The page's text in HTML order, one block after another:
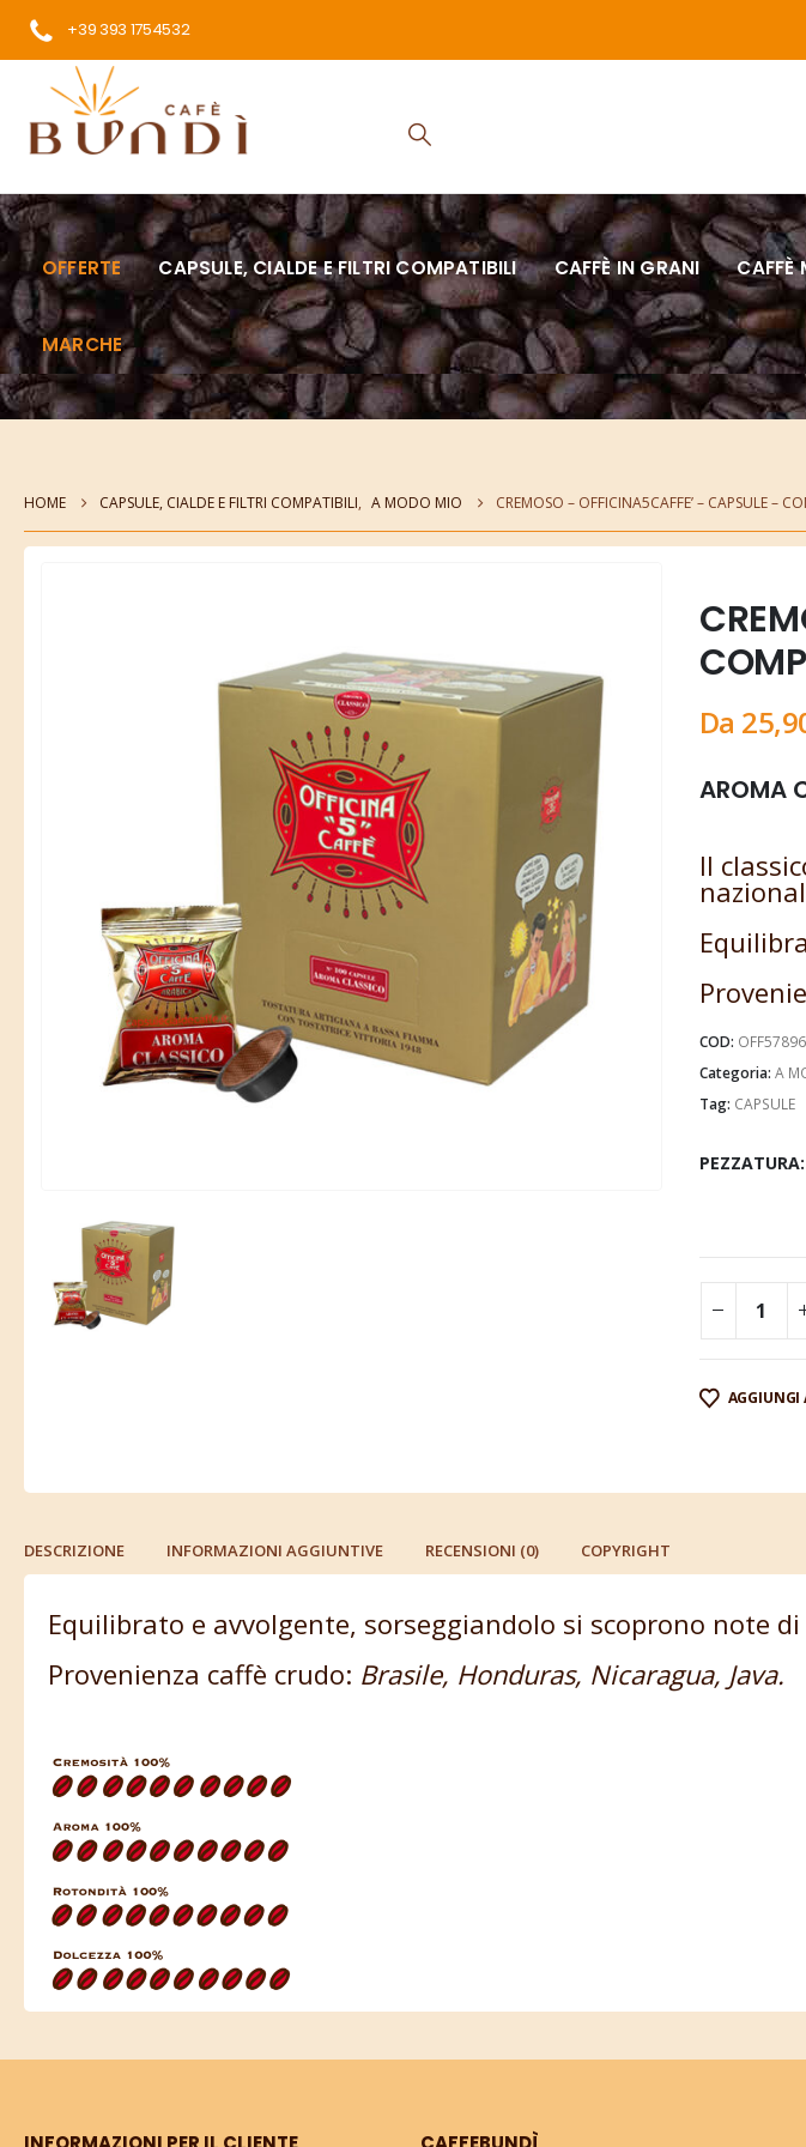
+39 393 1754532
OFFERTE CAPSULE, CIALDE E FILTRI COMPATIBILI CAFFÈ IN GRANI CAFFÈ
MARCHE
HOME CAPSULE, CIALDE E FILTRI COMPATIBILI, A MODO MIO CREMOSO – OFFICINA5CAFFE’ – CAPSULE –
Da
AROMA
Il
COD:
Categoria: A
Tag: CAPSULE
PEZZATURA
AGGIUNGI
DESCRIZIONE INFORMAZIONI AGGIUNTIVE RECENSIONI (0) COPYRIGHT
Equilibrato e avvolgente, sorseggiandolo si scoprono note di
Provenienza caffè crudo: Brasile, Honduras, Nicaragua, Java.